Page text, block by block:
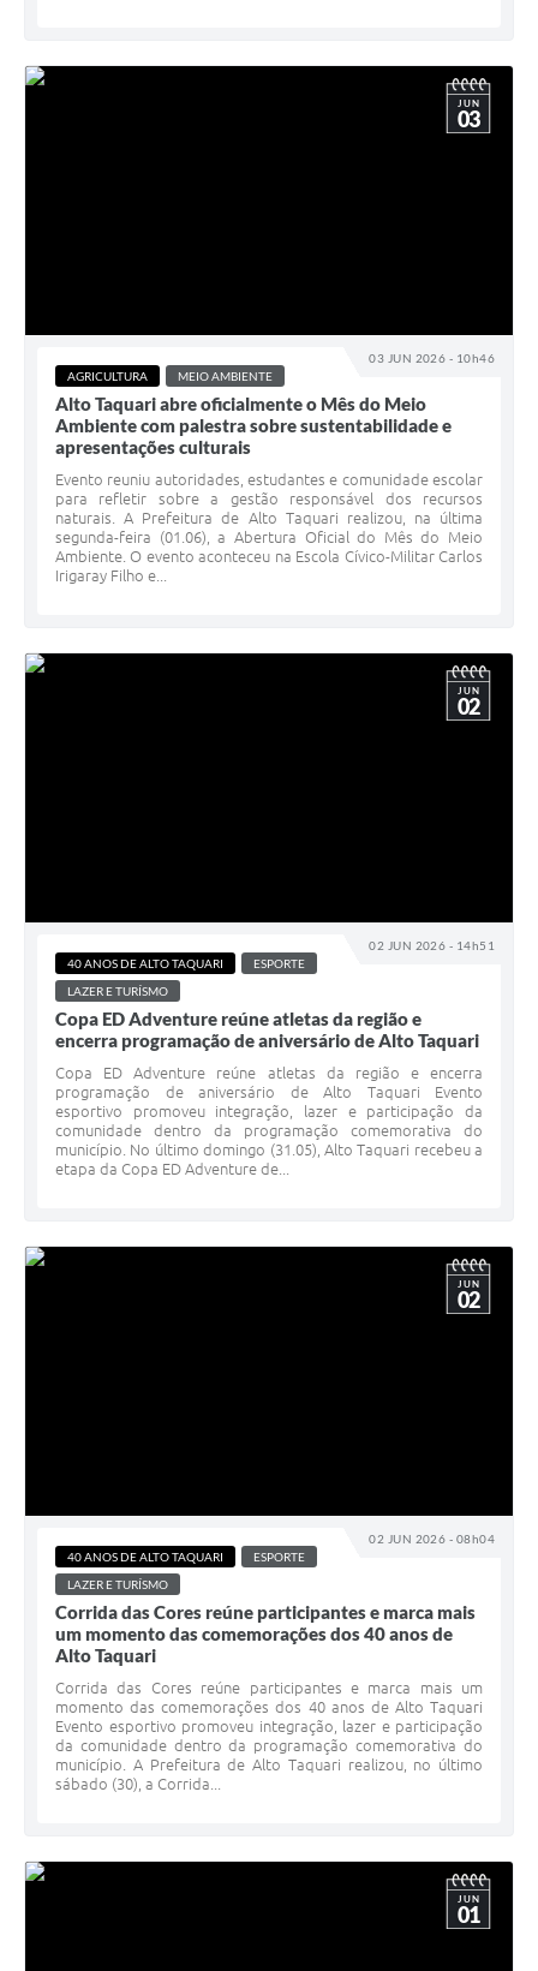
03 JUN 2026 - 10h46
JUN
03
AGRICULTURA MEIO AMBIENTE
Alto Taquari abre oficialmente o Mês do Meio
Ambiente com palestra sobre sustentabilidade e
apresentações culturais
Evento reuniu autoridades, estudantes e comunidade escolar
para refletir sobre a gestão responsável dos recursos
naturais. A Prefeitura de Alto Taquari realizou, na última
segunda-feira (01.06), a Abertura Oficial do Mês do Meio
Ambiente. O evento aconteceu na Escola Cívico-Militar Carlos
Irigaray Filho e...
02 JUN 2026 - 14h51
JUN
02
40 ANOS DE ALTO TAQUARI
ESPORTE
LAZER E TURÍSMO
Copa ED Adventure reúne atletas da região e
encerra programação de aniversário de Alto Taquari
Copa ED Adventure reúne atletas da região e encerra
programação de aniversário de Alto Taquari Evento
esportivo promoveu integração, lazer e participação da
comunidade dentro da programação comemorativa do
município. No último domingo (31.05), Alto Taquari recebeu a
etapa da Copa ED Adventure de...
02 JUN 2026 - 08h04
JUN
02
40 ANOS DE ALTO TAQUARI
ESPORTE
LAZER E TURÍSMO
Corrida das Cores reúne participantes e marca mais
um momento das comemorações dos 40 anos de
Alto Taquari
Corrida das Cores reúne participantes e marca mais um
momento das comemorações dos 40 anos de Alto Taquari
Evento esportivo promoveu integração, lazer e participação
da comunidade dentro da programação comemorativa do
município. A Prefeitura de Alto Taquari realizou, no último
sábado (30), a Corrida...
JUN
01